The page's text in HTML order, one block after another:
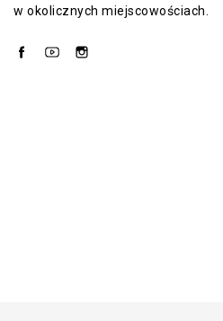
w okolicznych miejscowościach.
FacebookYouTube